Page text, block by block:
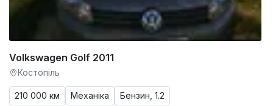
Volkswagen Golf 2011
Костопіль
210 000 км Механіка Бензин, 1.2